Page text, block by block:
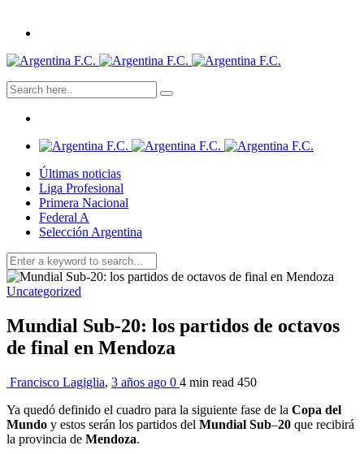
Últimas noticias
Liga Profesional
Primera Nacional
Federal A
Selección Argentina
Uncategorized
Mundial Sub-20: los partidos de octavos
de final en Mendoza
Francisco Lagiglia, 3 años ago 0 4 min read 450
Ya quedó definido el cuadro para la siguiente fase de la Copa del
Mundo y estos serán los partidos del Mundial Sub–20 que recibirá
la provincia de Mendoza.